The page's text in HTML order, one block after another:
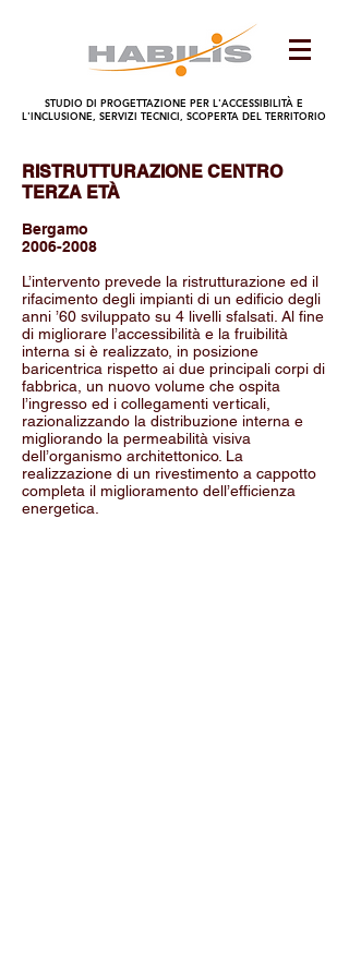
STUDIO DI PROGETTAZIONE PER L'ACCESSIBILITÀ E
L'INCLUSIONE, SERVIZI TECNICI, SCOPERTA DEL TERRITORIO
RISTRUTTURAZIONE CENTRO
TERZA ETÀ
Bergamo
2006-2008
L’intervento prevede la ristrutturazione ed il
rifacimento degli impianti di un edificio degli
anni ’60 sviluppato su 4 livelli sfalsati. Al fine
di migliorare l’accessibilità e la fruibilità
interna si è realizzato, in posizione
baricentrica rispetto ai due principali corpi di
fabbrica, un nuovo volume che ospita
l’ingresso ed i collegamenti verticali,
razionalizzando la distribuzione interna e
migliorando la permeabilità visiva
dell’organismo architettonico. La
realizzazione di un rivestimento a cappotto
completa il miglioramento dell’efficienza
energetica.